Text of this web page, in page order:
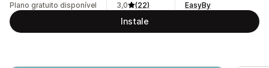
Plano gratuito disponível
3,0
(22)
EasyBy
Instale